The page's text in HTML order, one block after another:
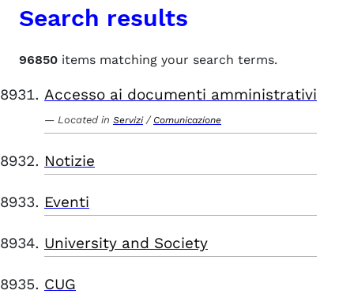
Search results
96850 items matching your search terms.
Accesso ai documenti amministrativi
Located in Servizi / Comunicazione
Notizie
Eventi
University and Society
CUG